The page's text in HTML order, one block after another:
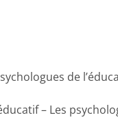
de
– Les